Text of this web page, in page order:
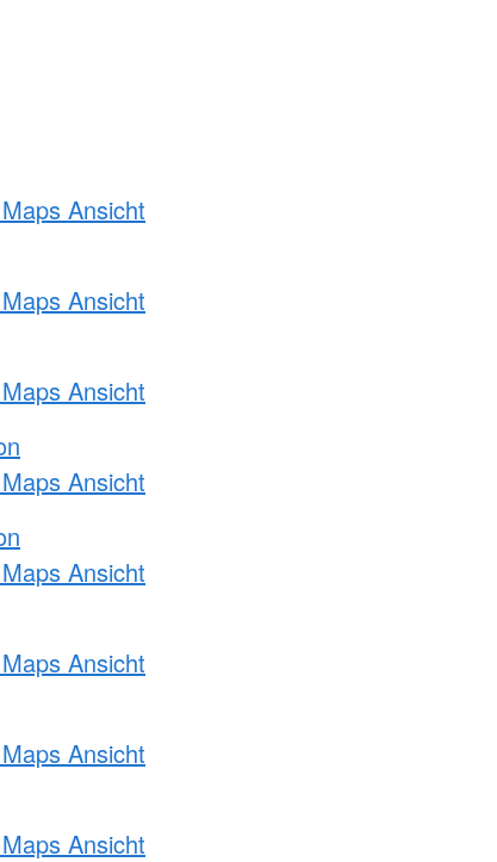
Ansicht
Ansicht
Ansicht
Ansicht
Ansicht
Ansicht
Ansicht
Ansicht